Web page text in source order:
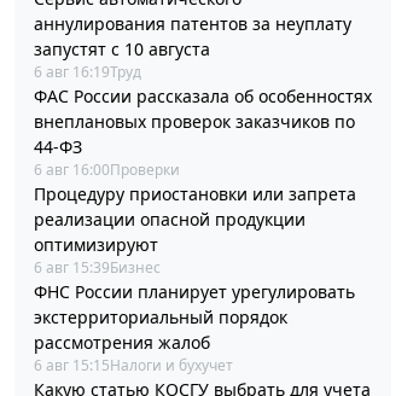
аннулирования патентов за неуплату
запустят с 10 августа
6 авг 16:19Труд
ФАС России рассказала об особенностях
внеплановых проверок заказчиков по
44-ФЗ
6 авг 16:00Проверки
Процедуру приостановки или запрета
реализации опасной продукции
оптимизируют
6 авг 15:39Бизнес
ФНС России планирует урегулировать
экстерриториальный порядок
рассмотрения жалоб
6 авг 15:15Налоги и бухучет
Какую статью КОСГУ выбрать для учета